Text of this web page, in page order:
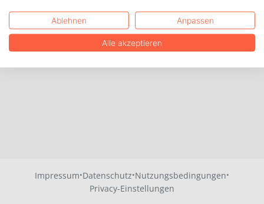
Impressum·Datenschutz·Nutzungsbedingungen·
Privacy-Einstellungen
Ablehnen Anpassen
Alle akzeptieren